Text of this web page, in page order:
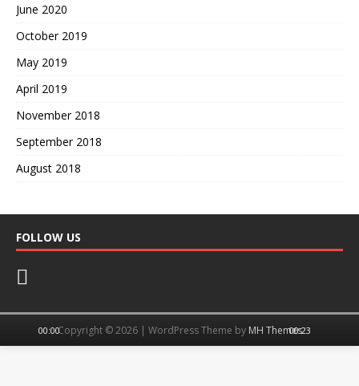
00:00 00:23
June 2020
October 2019
May 2019
April 2019
November 2018
September 2018
August 2018
FOLLOW US
Copyright © 2026 | WordPress Theme by MH Themes